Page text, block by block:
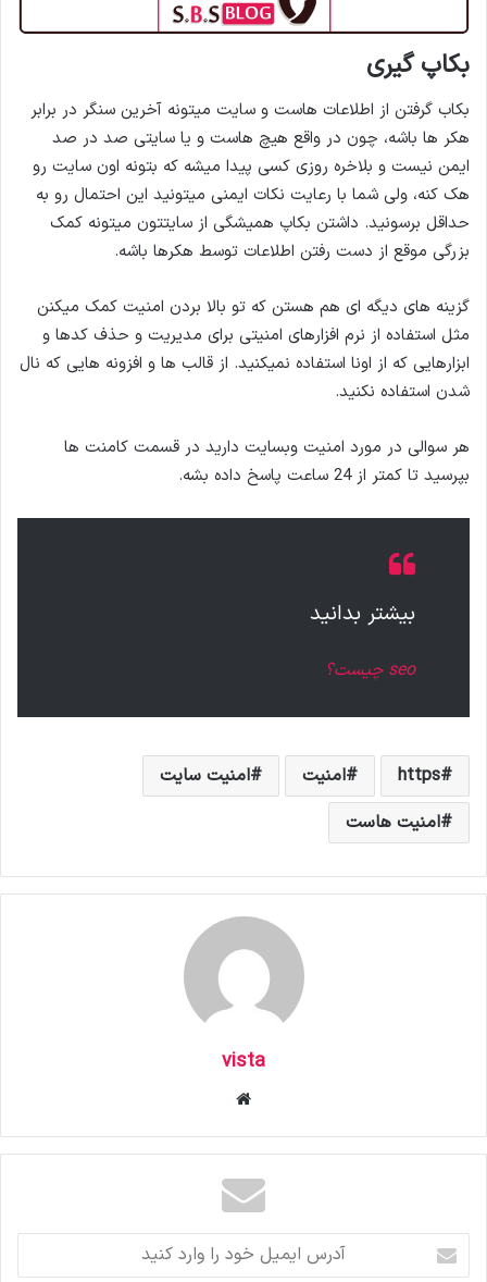
بکاپ گیری
بکاب گرفتن از اطلاعات هاست و سایت میتونه آخرین سنگر در برابر
هکر ها باشه، چون در واقع هیچ هاست و یا سایتی صد در صد
ایمن نیست و بلاخره روزی کسی پیدا میشه که بتونه اون سایت رو
هک کنه، ولی شما با رعایت نکات ایمنی میتونید این احتمال رو به
حداقل برسونید. داشتن بکاپ همیشگی از سایتتون میتونه کمک
بزرگی موقع از دست رفتن اطلاعات توسط هکرها باشه.
گزینه های دیگه ای هم هستن که تو بالا بردن امنیت کمک میکنن
مثل استفاده از نرم افزارهای امنیتی برای مدیریت و حذف کدها و
ابزارهایی که از اونا استفاده نمیکنید. از قالب ها و افزونه هایی که نال
شدن استفاده نکنید.
هر سوالی در مورد امنیت وبسایت دارید در قسمت کامنت ها
بپرسید تا کمتر از 24 ساعت پاسخ داده بشه.
بیشتر بدانید
seo چیست؟
https امنیت
امنیت سایت
امنیت هاست
vista
ایمیل